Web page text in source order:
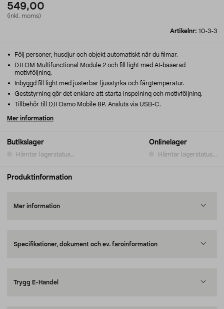
549,00
(inkl. moms)
Artikelnr: 10-3-3
Butikslager
Hämtar lagerstatus...
Onlinelager
Hämtar lagerstatus...
Följ personer, husdjur och objekt automatiskt när du filmar.
DJI OM Multifunctional Module 2 och fill light med AI-baserad
motivföljning.
Inbyggd fill light med justerbar ljusstyrka och färgtemperatur.
Geststyrning gör det enklare att starta inspelning och motivföljning.
Tillbehör till DJI Osmo Mobile 8P. Ansluts via USB-C.
Mer information
Produktinformation
Mer information
Specifikationer, dokument och ev. faroinformation
Trygg E-Handel